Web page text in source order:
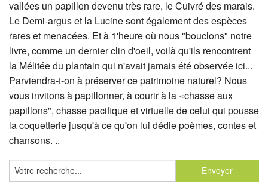
vallées un papillon devenu très rare, le Cuivré des marais.
Le Demi-argus et la Lucine sont également des espèces
rares et menacées. Et à 1'heure où nous "bouclons" notre
livre, comme un dernier clin d'oeil, voilà qu'ils rencontrent
la Mélitée du plantain qui n'avait jamais été observée ici...
Parviendra-t-on à préserver ce patrimoine naturel? Nous
vous invitons à papillonner, à courir à la «chasse aux
papillons", chasse pacifique et virtuelle de celui qui pousse
la coquetterie jusqu'à ce qu'on lui dédie poèmes, contes et
chansons. ..